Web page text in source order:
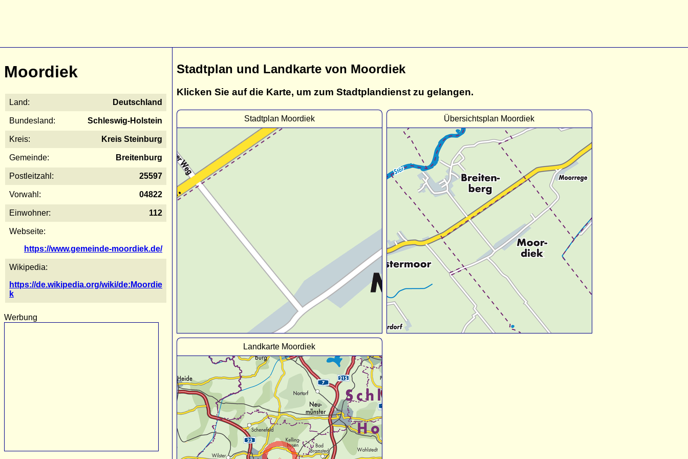
Moordiek
Land: Deutschland
Bundesland: Schleswig-Holstein
Kreis: Kreis Steinburg
Gemeinde: Breitenburg
Postleitzahl: 25597
Vorwahl: 04822
Einwohner: 112
Webseite:
https://www.gemeinde-moordiek.de/
Wikipedia:
https://de.wikipedia.org/wiki/de:Moordie
k
Werbung
Stadtplan und Landkarte von Moordiek
Klicken Sie auf die Karte, um zum Stadtplandienst zu gelangen.
Stadtplan Moordiek Übersichtsplan Moordiek
Landkarte Moordiek